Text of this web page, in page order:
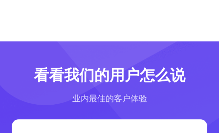
看看我们的用户怎么说
业内最佳的客户体验